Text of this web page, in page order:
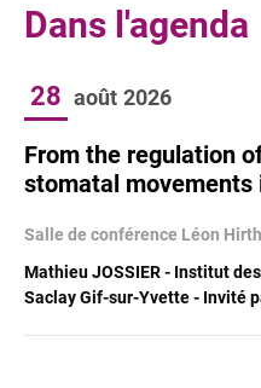
Dans l'agenda
28 août 2026
From the regulation
stomatal movements
Salle de conférence Léon
Mathieu JOSSIER - Institut
Saclay Gif-sur-Yvette - Invité